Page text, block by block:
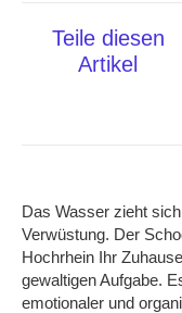
Teile diesen
Artikel
Das Wasser zieht
Verwüstung. Der
Hochrhein Ihr
gewaltigen Aufgabe.
emotionaler und